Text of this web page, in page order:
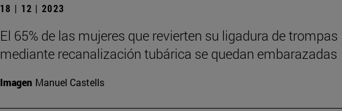
18 | 12 | 2023
El 65% de las mujeres que revierten su ligadura de trompas
mediante recanalización tubárica se quedan embarazadas
Imagen Manuel Castells